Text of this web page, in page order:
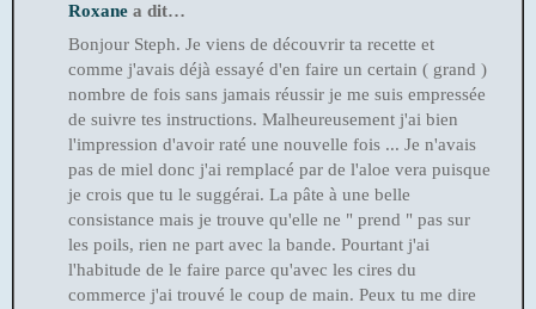
Roxane a dit…
Bonjour Steph. Je viens de découvrir ta recette et
comme j'avais déjà essayé d'en faire un certain ( grand )
nombre de fois sans jamais réussir je me suis empressée
de suivre tes instructions. Malheureusement j'ai bien
l'impression d'avoir raté une nouvelle fois ... Je n'avais
pas de miel donc j'ai remplacé par de l'aloe vera puisque
je crois que tu le suggérai. La pâte à une belle
consistance mais je trouve qu'elle ne " prend " pas sur
les poils, rien ne part avec la bande. Pourtant j'ai
l'habitude de le faire parce qu'avec les cires du
commerce j'ai trouvé le coup de main. Peux tu me dire